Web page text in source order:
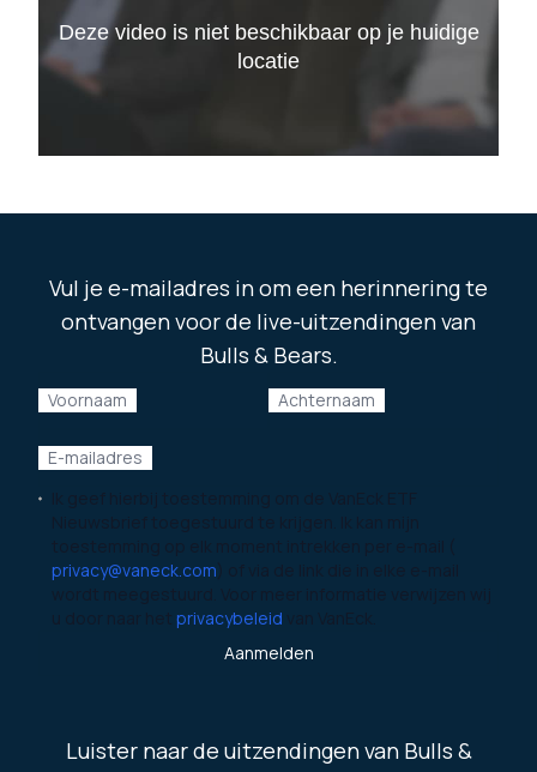
Vul je e-mailadres in om een herinnering te
ontvangen voor de live-uitzendingen van
Bulls & Bears.
Voornaam Achternaam
E-mailadres
privacy@vaneck.com
privacybeleid
Aanmelden
Luister naar de uitzendingen van Bulls &